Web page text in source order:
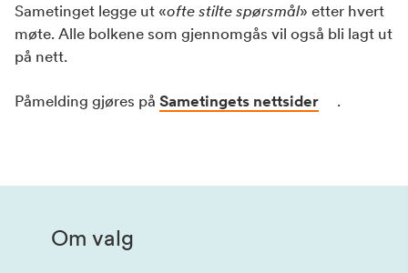
Sametinget legge ut «ofte stilte spørsmål» etter hvert
møte. Alle bolkene som gjennomgås vil også bli lagt ut
på nett.
Påmelding gjøres på Sametingets nettsider .
Om valg